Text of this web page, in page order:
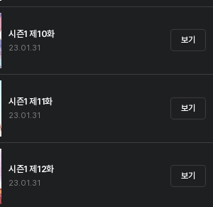
시즌1 제10화
23.01.31
보기
시즌1 제11화
23.01.31
보기
시즌1 제12화
23.01.31
보기